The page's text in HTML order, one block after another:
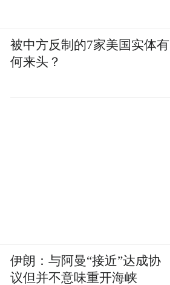
被中方反制的7家美国实体有
何来头？
伊朗：与阿曼“接近”达成协
议但并不意味重开海峡